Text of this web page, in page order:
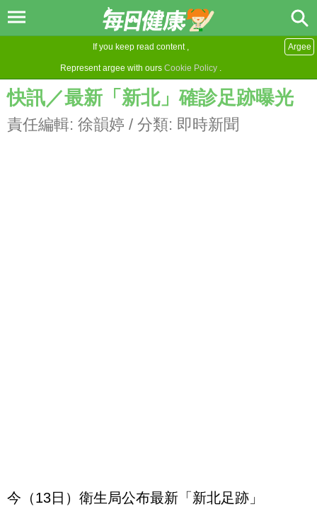
If you keep read content ,
Represent argee with ours Cookie Policy .
Argee
快訊／最新「新北」確診足跡曝光
責任編輯: 徐韻婷 / 分類: 即時新聞
今（13日）衛生局公布最新「新北足跡」